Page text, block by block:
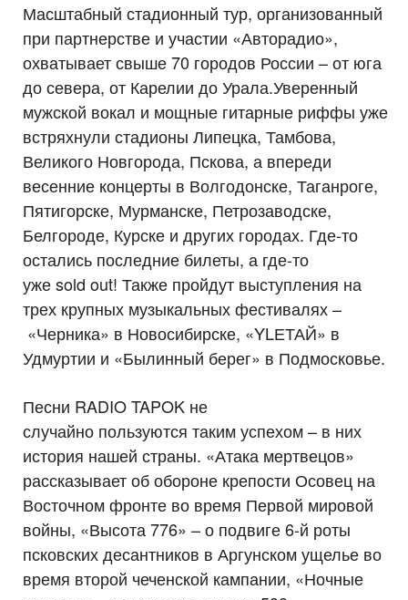
Масштабный стадионный тур, организованный
при партнерстве и участии «Авторадио»,
охватывает свыше 70 городов России – от юга
до севера, от Карелии до Урала.Уверенный
мужской вокал и мощные гитарные риффы уже
встряхнули стадионы Липецка, Тамбова,
Великого Новгорода, Пскова, а впереди
весенние концерты в Волгодонске, Таганроге,
Пятигорске, Мурманске, Петрозаводске,
Белгороде, Курске и других городах. Где-то
остались последние билеты, а где-то
уже sold out! Также пройдут выступления на
трех крупных музыкальных фестивалях –
«Черника» в Новосибирске, «YLЕТАЙ» в
Удмуртии и «Былинный берег» в Подмосковье.
Песни RADIO TAPOK не
случайно пользуются таким успехом – в них
история нашей страны. «Атака мертвецов»
рассказывает об обороне крепости Осовец на
Восточном фронте во время Первой мировой
войны, «Высота 776» – о подвиге 6-й роты
псковских десантников в Аргунском ущелье во
время второй чеченской кампании, «Ночные